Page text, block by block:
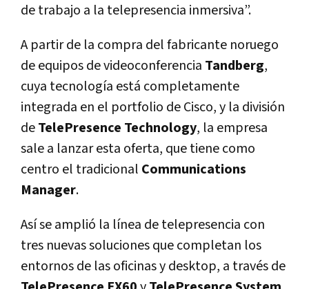
de trabajo a la telepresencia inmersiva”.
A partir de la compra del fabricante noruego
de equipos de videoconferencia Tandberg,
cuya tecnología está completamente
integrada en el portfolio de Cisco, y la división
deTelePresence Technology, la empresa
sale a lanzar esta oferta, que tiene como
centro el tradicional Communications
Manager.
Así se amplió la línea de telepresencia con
tres nuevas soluciones que completan los
entornos de las oficinas y desktop, a través de